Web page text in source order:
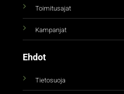
Toimitusajat
Kampanjat
Ehdot
Tietosuoja